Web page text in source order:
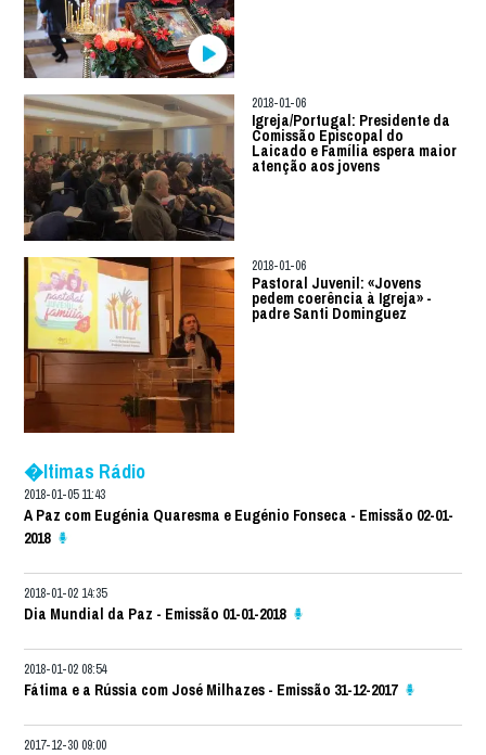
2018-01-06
Igreja/Portugal: Presidente da
Comissão Episcopal do
Laicado e Família espera maior
atenção aos jovens
2018-01-06
Pastoral Juvenil: «Jovens
pedem coerência à Igreja» -
padre Santi Dominguez
�ltimas Rádio
2018-01-05 11:43
A Paz com Eugénia Quaresma e Eugénio Fonseca - Emissão 02-01-
2018
2018-01-02 14:35
Dia Mundial da Paz - Emissão 01-01-2018
2018-01-02 08:54
Fátima e a Rússia com José Milhazes - Emissão 31-12-2017
2017-12-30 09:00